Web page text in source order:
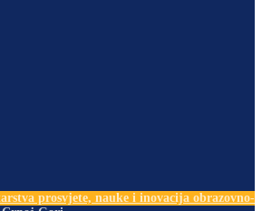
prosvjete, nauke i inovacija obrazovno-